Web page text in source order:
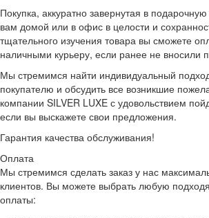
Покупка, аккуратно завернутая в подарочную
вам домой или в офис в целости и
тщательного изучения товара вы сможете
наличными курьеру, если ранее не вносили
Мы стремимся найти индивидуальный
покупателю и обсудить все возникшие
компании SILVER LUXE с удовольствием
если вы выскажете свои предложения.
Гарантия качества обслуживания!
Оплата
Мы стремимся сделать заказ у нас
клиентов. Вы можете выбрать любую
оплаты: